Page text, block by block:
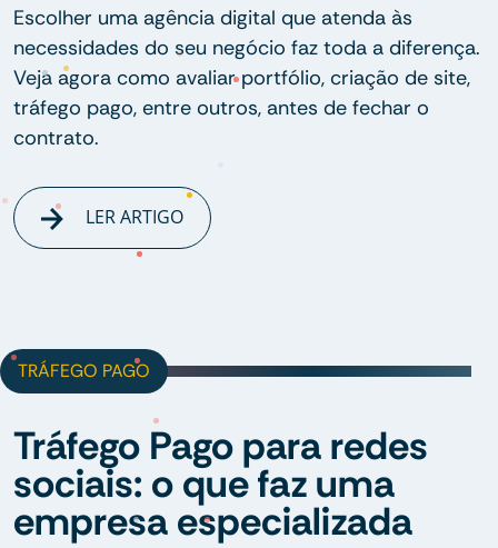
Escolher uma agência digital que atenda às
necessidades do seu negócio faz toda a diferença.
Veja agora como avaliar portfólio, criação de site,
tráfego pago, entre outros, antes de fechar o
contrato.
LER ARTIGO
TRÁFEGO PAGO
Tráfego Pago para redes
sociais: o que faz uma
empresa especializada